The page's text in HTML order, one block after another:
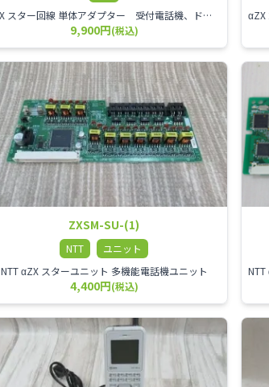
αZX スター回線 単体アダプター 受付電話機、ドアホン、FAX等を1台収容できる装置です。
9,900円(税込)
ZXSM-SU-(1)
NTT
ユニット
NTT αZX スターユニット 多機能電話機ユニット
4,400円(税込)